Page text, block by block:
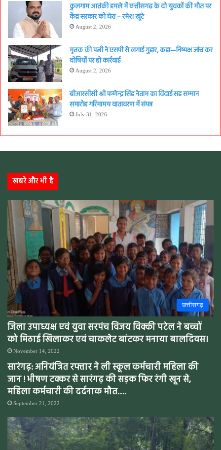
कुलगाम आतंकी हमले में छत्तीसगढ़ के दो युवकों की मौत पर
केंद्र सरकार को घेरा – रमेश खूंटे
August 2, 2026
मृतक की पत्नी ने एसपी से लगाई गुहार, कहा—निष्पक्ष जांच कर
दोषियों पर हो कार्रवाई
August 2, 2026
बीआरसीसी श्री फणेन्द्र सिंह नेताम का विदाई सह सम्मान
समारोह गरिमामय वातावरण में संपन्न
July 31, 2026
खबरे और भी है
छत्तीसगढ़
जिला उपाध्यक्ष एवं युवा सरपंच विजय विक्की पटेल ने बच्चों
को मिठाई खिलाकर एवं चाकलेट बांटकर मनाया बालदिवस।
November 14, 2022
सारंगढ़: अनियंत्रित रफ्तार ने ली स्कूल कर्मचारी महिला की
जान ! भीषण टक्कर से सारंगढ़ की सड़क फिर रंगी खून से,
महिला कर्मचारी की दर्दनाक मौत….
September 21, 2022